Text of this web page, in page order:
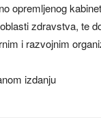
opremljenog
zdravstva, te
i razvojnim
izdanju